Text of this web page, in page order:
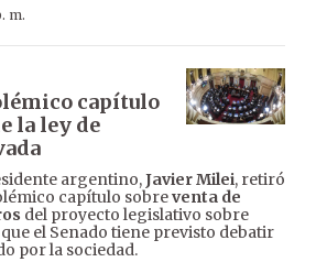
m.
capítulo
la ley de
argentino,Javier Milei, retiró
capítulo sobreventa de
del proyecto legislativo sobre
el Senado tiene previsto debatir
por la sociedad.